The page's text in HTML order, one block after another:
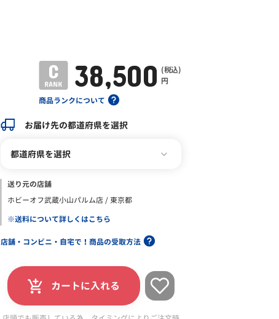
商品ランクについて
38,500 (税込)
円
お届け先の都道府県を選択
都道府県を選択
送り元の店舗
ホビーオフ武蔵小山パルム店 / 東京都
※送料について詳しくはこちら
店舗・コンビニ・自宅で！商品の受取方法
カートに入れる